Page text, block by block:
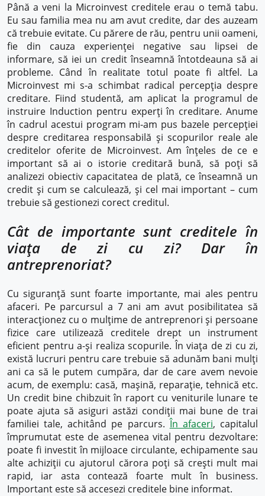
Până a veni la Microinvest creditele erau o temă tabu.
Eu sau familia mea nu am avut credite, dar des auzeam
că trebuie evitate. Cu părere de rău, pentru unii oameni,
fie din cauza experienței negative sau lipsei de
informare, să iei un credit înseamnă întotdeauna să ai
probleme. Când în realitate totul poate fi altfel. La
Microinvest mi s-a schimbat radical percepția despre
creditare. Fiind studentă, am aplicat la programul de
instruire Induction pentru experți în creditare. Anume
în cadrul acestui program mi-am pus bazele percepției
despre creditarea responsabilă și scopurilor reale ale
creditelor oferite de Microinvest. Am înțeles de ce e
important să ai o istorie creditară bună, să poți să
analizezi obiectiv capacitatea de plată, ce înseamnă un
credit și cum se calculează, și cel mai important – cum
trebuie să gestionezi corect creditul.
Cât de importante sunt creditele în
viața de zi cu zi? Dar în
antreprenoriat?
Cu siguranță sunt foarte importante, mai ales pentru
afaceri. Pe parcursul a 7 ani am avut posibilitatea să
interacționez cu o mulțime de antreprenori și persoane
fizice care utilizează creditele drept un instrument
eficient pentru a-și realiza scopurile. În viața de zi cu zi,
există lucruri pentru care trebuie să adunăm bani mulți
ani ca să le putem cumpăra, dar de care avem nevoie
acum, de exemplu: casă, mașină, reparație, tehnică etc.
Un credit bine chibzuit în raport cu veniturile lunare te
poate ajuta să asiguri astăzi condiții mai bune de trai
familiei tale, achitând pe parcurs.În afaceri, capitalul
împrumutat este de asemenea vital pentru dezvoltare:
poate fi investit în mijloace circulante, echipamente sau
alte achiziții cu ajutorul cărora poți să crești mult mai
rapid, iar asta contează foarte mult în business.
Important este să accesezi creditele bine informat.